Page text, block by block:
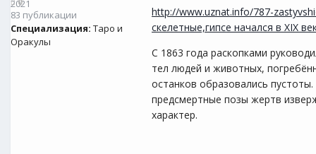
2021
83 публикации
Специализация: Таро и
Оракулы
http://www.uznat.info/787-
скелетные,гипсе начался в XIX
С 1863 года раскопками
тел людей и животных,
останков образовались
предсмертные позы жертв
характер.